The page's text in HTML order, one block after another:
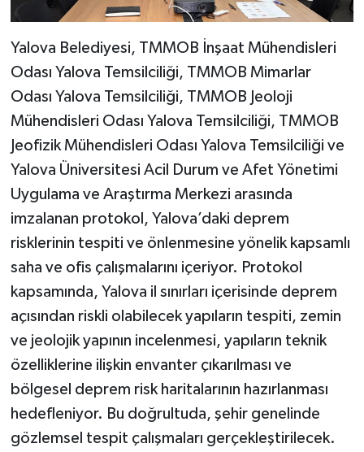
Yalova Belediyesi, TMMOB İnşaat Mühendisleri
Odası Yalova Temsilciliği, TMMOB Mimarlar
Odası Yalova Temsilciliği, TMMOB Jeoloji
Mühendisleri Odası Yalova Temsilciliği, TMMOB
Jeofizik Mühendisleri Odası Yalova Temsilciliği ve
Yalova Üniversitesi Acil Durum ve Afet Yönetimi
Uygulama ve Araştırma Merkezi arasında
imzalanan protokol, Yalova’daki deprem
risklerinin tespiti ve önlenmesine yönelik kapsamlı
saha ve ofis çalışmalarını içeriyor. Protokol
kapsamında, Yalova il sınırları içerisinde deprem
açısından riskli olabilecek yapıların tespiti, zemin
ve jeolojik yapının incelenmesi, yapıların teknik
özelliklerine ilişkin envanter çıkarılması ve
bölgesel deprem risk haritalarının hazırlanması
hedefleniyor. Bu doğrultuda, şehir genelinde
gözlemsel tespit çalışmaları gerçekleştirilecek.